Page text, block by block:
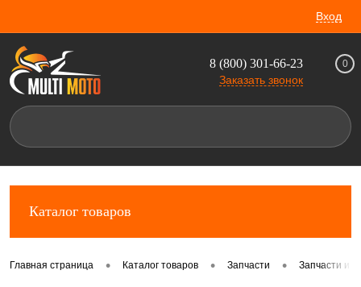
Вход
8 (800) 301-66-23
Заказать звонок
0
Каталог товаров
Главная страница • Каталог товаров • Запчасти • Запчасти и